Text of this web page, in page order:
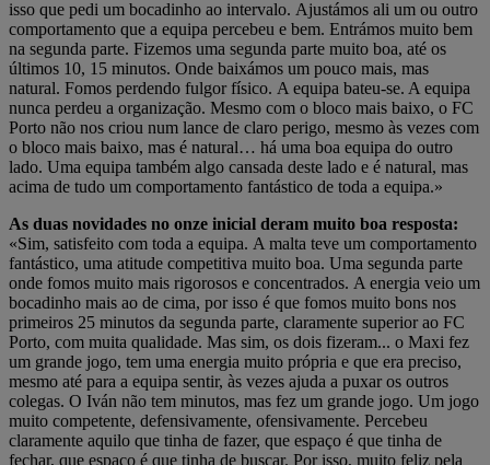
isso que pedi um bocadinho ao intervalo. Ajustámos ali um ou outro
comportamento que a equipa percebeu e bem. Entrámos muito bem
na segunda parte. Fizemos uma segunda parte muito boa, até os
últimos 10, 15 minutos. Onde baixámos um pouco mais, mas
natural. Fomos perdendo fulgor físico. A equipa bateu-se. A equipa
nunca perdeu a organização. Mesmo com o bloco mais baixo, o FC
Porto não nos criou num lance de claro perigo, mesmo às vezes com
o bloco mais baixo, mas é natural… há uma boa equipa do outro
lado. Uma equipa também algo cansada deste lado e é natural, mas
acima de tudo um comportamento fantástico de toda a equipa.»
As duas novidades no onze inicial deram muito boa resposta:
«Sim, satisfeito com toda a equipa. A malta teve um comportamento
fantástico, uma atitude competitiva muito boa. Uma segunda parte
onde fomos muito mais rigorosos e concentrados. A energia veio um
bocadinho mais ao de cima, por isso é que fomos muito bons nos
primeiros 25 minutos da segunda parte, claramente superior ao FC
Porto, com muita qualidade. Mas sim, os dois fizeram... o Maxi fez
um grande jogo, tem uma energia muito própria e que era preciso,
mesmo até para a equipa sentir, às vezes ajuda a puxar os outros
colegas. O Iván não tem minutos, mas fez um grande jogo. Um jogo
muito competente, defensivamente, ofensivamente. Percebeu
claramente aquilo que tinha de fazer, que espaço é que tinha de
fechar, que espaço é que tinha de buscar. Por isso, muito feliz pela